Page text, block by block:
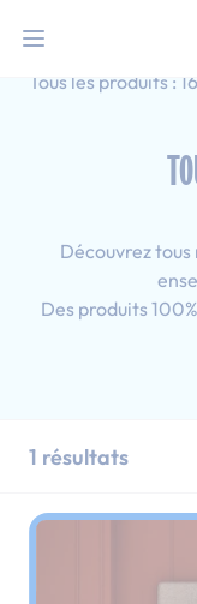
Accueil
Tous les produits :
Découvrez
Des produits
1 résultats